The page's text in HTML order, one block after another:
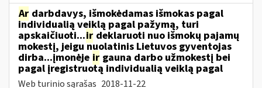
Ar darbdavys, išmokėdamas išmokas pagal
individualią veiklą pagal pažymą, turi
apskaičiuoti...ir deklaruoti nuo išmokų pajamų
mokestį, jeigu nuolatinis Lietuvos gyventojas
dirba...įmonėje ir gauna darbo užmokestį bei
pagal įregistruotą individualią veiklą pagal
Web turinio sąrašas 2018-11-22